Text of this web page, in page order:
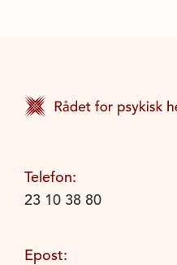
Telefon:
23 10 38 80
Epost: